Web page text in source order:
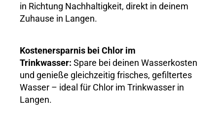
in Richtung Nachhaltigkeit, direkt in deinem
Zuhause in Langen.
Kostenersparnis bei Chlor im
Trinkwasser: Spare bei deinen Wasserkosten
und genieße gleichzeitig frisches, gefiltertes
Wasser – ideal für Chlor im Trinkwasser in
Langen.